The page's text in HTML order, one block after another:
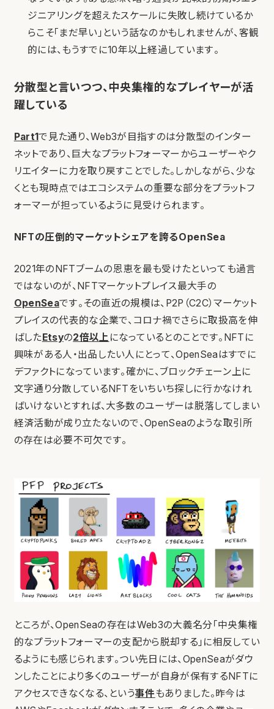
ジニアリングを超えたスケールに失敗し続けているか
らこそ「まだ早い」という話なのかもしれませんが、客観
的には、もうすでに10年以上経過しています。
分散型と言いつつ、中央集権的なプレイヤーが活
躍している
Part1で見た通り、Web3が目指すのは分散型のインター
ネットであり、巨大なプラットフォーマーからユーザーやク
リエイターに力を取り戻すことでした。しかしながら、少な
くとも現時点ではエコシステムの重要な部分をプラットフ
ォーマーが担っているように見受けられます。
NFTの圧倒的マーケットシェアを誇るOpenSea
2021年のNFTブームの恩恵を最も受けたといっても過言
ではないのが、NFTマーケットプレイス最大手の
OpenSeaです。その直近の規模は、P2P（C2C）マーケット
プレイスの代表的な企業で、コロナ禍でさらに取扱高を伸
ばした Etsyの2倍以上 になっているとのことです。NFTに
興味がある人・出品したい人にとって、OpenSeaはすでに
デファクトになっています。確かに、ブロックチェーン上に
文字通り分散しているNFTをいちいち探しに行かなけれ
ばいけないとすれば、大多数のユーザーは脱落してしまい
経済活動が成り立たないので、OpenSeaのような取引所
の存在は必要不可欠です。
ところが、OpenSeaの存在はWeb3の大義名分「中央集権
的なプラットフォーマーの支配から脱却する」に相反してい
るようにも感じられます。つい先日には、OpenSeaがダウ
ンしたことにより多くのユーザーが自身が保有するNFTに
アクセスできなくなる、という事件 もありました。昨今は